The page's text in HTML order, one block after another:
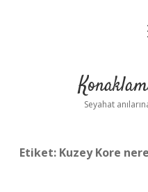
Seyahat
Etiket: Kuzey Kore